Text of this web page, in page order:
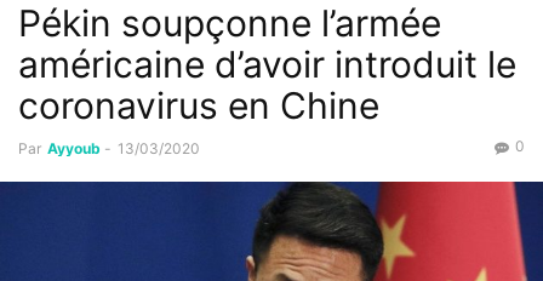
Pékin soupçonne l’armée
américaine d’avoir introduit le
coronavirus en Chine
Par Ayyoub - 13/03/2020 0